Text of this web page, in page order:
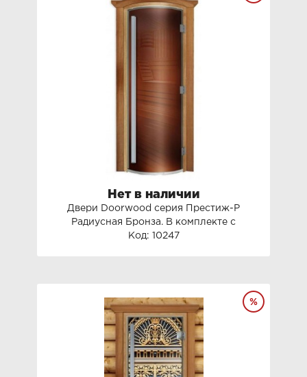
Нет в наличии
Двери Doorwood серия Престиж-Р
Радиусная Бронза. В комплекте с
фурнитуро
Код: 10247